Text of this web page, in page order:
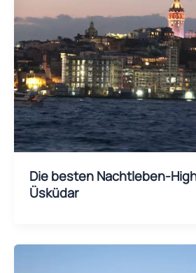
Die besten Nachtleben-
Üsküdar